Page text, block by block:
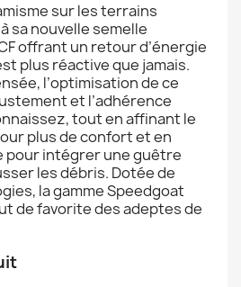
sur les terrains
sa nouvelle semelle
offrant un retour d’énergie
plus réactive que jamais.
l’optimisation de ce
et l’adhérence
tout en affinant le
plus de confort et en
pour intégrer une guêtre
les débris. Dotée de
la gamme Speedgoat
de favorite des adeptes de